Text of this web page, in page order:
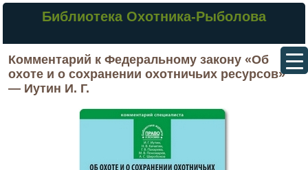
Библиотека Охотника-Рыболова
Комментарий к Федеральному закону «Об
охоте и о сохранении охотничьих ресурсов»
— Иутин И. Г.